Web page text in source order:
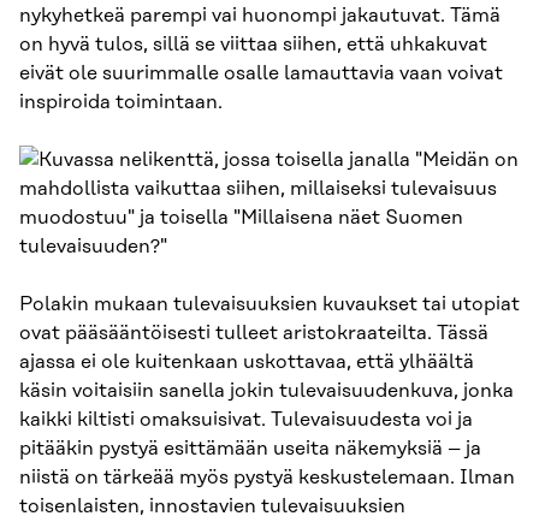
nykyhetkeä parempi vai huonompi jakautuvat. Tämä
on hyvä tulos, sillä se viittaa siihen, että uhkakuvat
eivät ole suurimmalle osalle lamauttavia vaan voivat
inspiroida toimintaan.
Polakin mukaan tulevaisuuksien kuvaukset tai utopiat
ovat pääsääntöisesti tulleet aristokraateilta. Tässä
ajassa ei ole kuitenkaan uskottavaa, että ylhäältä
käsin voitaisiin sanella jokin tulevaisuudenkuva, jonka
kaikki kiltisti omaksuisivat. Tulevaisuudesta voi ja
pitääkin pystyä esittämään useita näkemyksiä – ja
niistä on tärkeää myös pystyä keskustelemaan. Ilman
toisenlaisten, innostavien tulevaisuuksien